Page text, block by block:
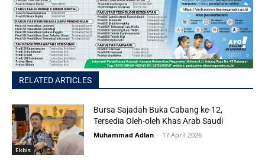
RELATED ARTICLES
Ekbis
Bursa Sajadah Buka Cabang ke-12,
Tersedia Oleh-oleh Khas Arab Saudi
Muhammad Adlan - 17 April 2026